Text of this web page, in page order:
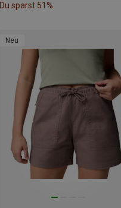
Du sparst 51%
Neu